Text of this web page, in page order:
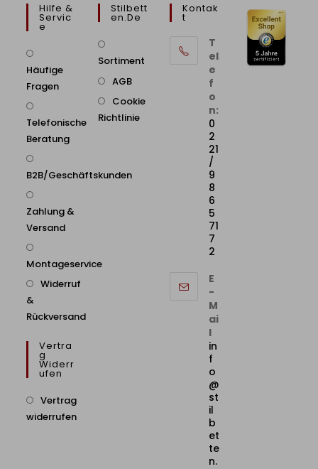
Hilfe &
Servic
E
Häufige
Fragen
Telefonische
Beratung
B2B/Geschäftskunden
Zahlung &
Versand
Montageservice
Widerruf
&
Rückversand
Vertra
G
Widerr
Ufen
Vertrag
widerrufen
Stilbett
En.de
Sortiment
AGB
Cookie
Richtlinie
Kontak
T
T
el
e
f
o
n:
0
2
21
/
9
8
6
5
71
7
2
E
-
M
ai
l
in
f
o
@
st
il
b
et
te
n.